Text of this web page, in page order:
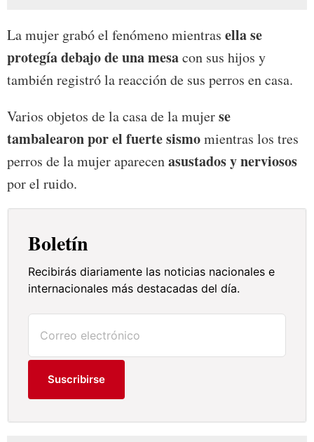
La mujer grabó el fenómeno mientras ella se
protegía debajo de una mesacon sus hijos y
también registró la reacción de sus perros en casa.
Varios objetos de la casa de la mujerse
tambalearon por el fuerte sismomientras los tres
perros de la mujer aparecenasustados y nerviosos
por el ruido.
Boletín
Recibirás diariamente las noticias nacionales e
internacionales más destacadas del día.
Suscribirse